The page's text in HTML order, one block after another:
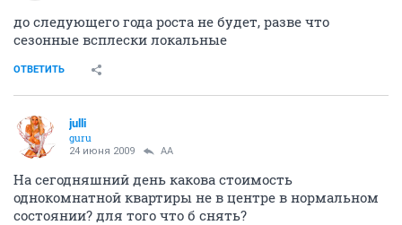
до следующего года роста не будет, разве что
сезонные всплески локальные
ОТВЕТИТЬ
julli
guru
24 июня 2009 AA
На сегодняшний день какова стоимость
однокомнатной квартиры не в центре в нормальном
состоянии? для того что б снять?